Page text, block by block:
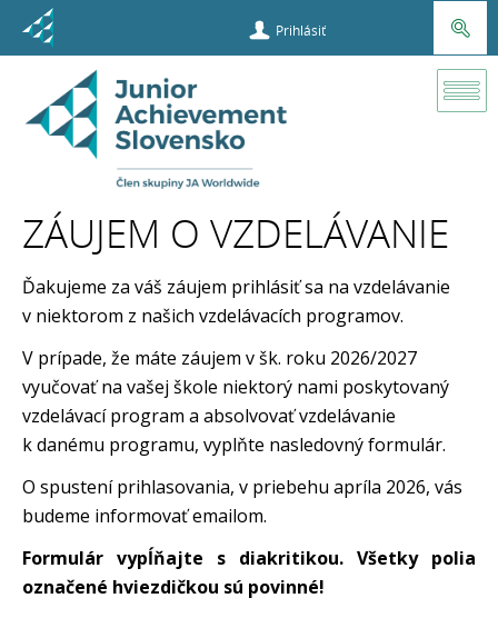
Prihlásiť
Záujem
vzdelávanie
ZÁUJEM O VZDELÁVANIE
Ďakujeme za váš záujem prihlásiť sa na vzdelávanie
v niektorom z našich vzdelávacích programov.
V prípade, že máte záujem v šk. roku 2026/2027
vyučovať na vašej škole niektorý nami poskytovaný
vzdelávací program a absolvovať vzdelávanie
k danému programu, vyplňte nasledovný formulár.
O spustení prihlasovania, v priebehu apríla 2026, vás
budeme informovať emailom.
Formulár vypĺňajte s diakritikou. Všetky polia
označené hviezdičkou sú povinné!